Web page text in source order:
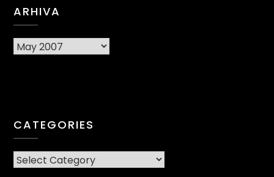
ARHIVA
Arhiva
CATEGORIES
CATEGORIES